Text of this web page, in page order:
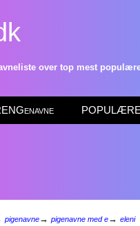
over top mest
POPULÆRE
pigenavne→ pigenavne med e→ eleni